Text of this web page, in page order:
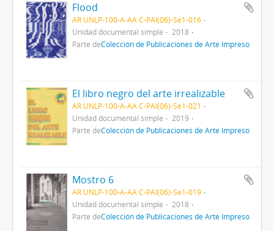
Flood
AR UNLP-100-A-AA C-PAI(06)-Se1-016
Unidad documental simple
2018
Parte deColección de Publicaciones de Arte Impreso
El libro negro del arte irrealizable
AR UNLP-100-A-AA C-PAI(06)-Se1-021
Unidad documental simple
2019
Parte deColección de Publicaciones de Arte Impreso
Mostro 6
AR UNLP-100-A-AA C-PAI(06)-Se1-019
Unidad documental simple
2018
Parte deColección de Publicaciones de Arte Impreso